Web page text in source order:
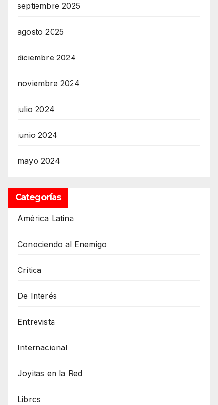
septiembre 2025
agosto 2025
diciembre 2024
noviembre 2024
julio 2024
junio 2024
mayo 2024
Categorías
América Latina
Conociendo al Enemigo
Crítica
De Interés
Entrevista
Internacional
Joyitas en la Red
Libros